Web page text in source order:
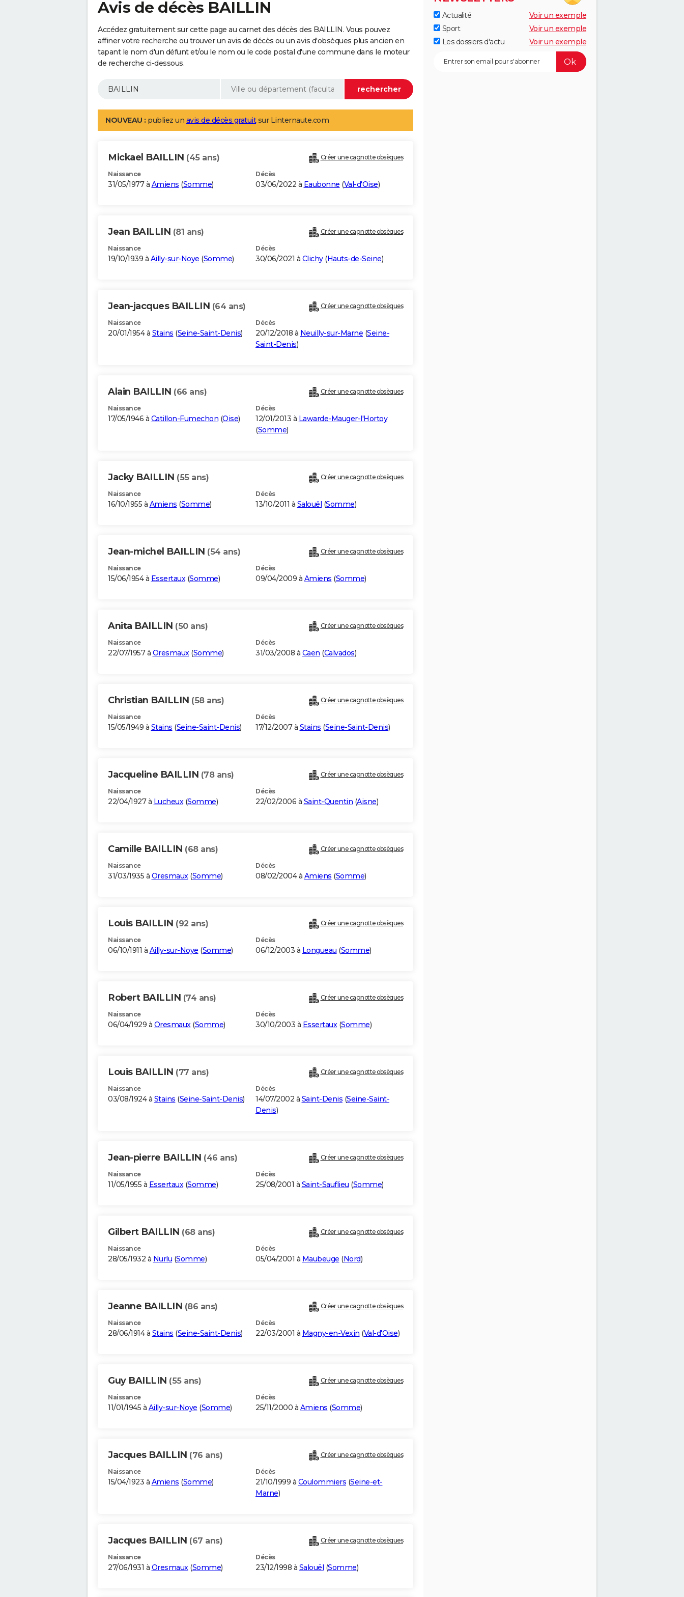
Avis de décès BAILLIN
Accédez gratuitement sur cette page au carnet des décès des BAILLIN. Vous pouvez
affiner votre recherche ou trouver un avis de décès ou un avis d'obsèques plus ancien en
tapant le nom d'un défunt et/ou le nom ou le code postal d'une commune dans le moteur
de recherche ci-dessous.
NOUVEAU : publiez un avis de décès gratuitsur Linternaute.com
Mickael BAILLIN (45 ans) Créer une cagnotte obsèques
Naissance
31/05/1977 à Amiens (Somme)
Décès
03/06/2022 à Eaubonne (Val-d'Oise)
Jean BAILLIN (81 ans) Créer une cagnotte obsèques
Naissance
19/10/1939 à Ailly-sur-Noye (Somme)
Décès
30/06/2021 à Clichy(Hauts-de-Seine)
Jean-jacques BAILLIN (64 ans) Créer une cagnotte obsèques
Naissance
20/01/1954 à Stains (Seine-Saint-Denis)
Décès
20/12/2018 à Neuilly-sur-Marne (Seine-
Saint-Denis)
Alain BAILLIN (66 ans) Créer une cagnotte obsèques
Naissance
17/05/1946 à Catillon-Fumechon (Oise)
Décès
12/01/2013 à Lawarde-Mauger-l'Hortoy
(Somme)
Jacky BAILLIN (55 ans) Créer une cagnotte obsèques
Naissance
16/10/1955 à Amiens (Somme)
Décès
13/10/2011 à Salouël (Somme)
Jean-michel BAILLIN (54 ans) Créer une cagnotte obsèques
Naissance
15/06/1954 à Essertaux(Somme)
Décès
09/04/2009 à Amiens (Somme)
Anita BAILLIN (50 ans) Créer une cagnotte obsèques
Naissance
22/07/1957 à Oresmaux(Somme)
Décès
31/03/2008 à Caen (Calvados)
Christian BAILLIN (58 ans) Créer une cagnotte obsèques
Naissance
15/05/1949 à Stains (Seine-Saint-Denis)
Décès
17/12/2007 à Stains (Seine-Saint-Denis)
Jacqueline BAILLIN (78 ans) Créer une cagnotte obsèques
Naissance
22/04/1927 à Lucheux(Somme)
Décès
22/02/2006 à Saint-Quentin (Aisne)
Camille BAILLIN (68 ans) Créer une cagnotte obsèques
Naissance
31/03/1935 à Oresmaux(Somme)
Décès
08/02/2004 à Amiens (Somme)
Louis BAILLIN (92 ans) Créer une cagnotte obsèques
Naissance
06/10/1911 à Ailly-sur-Noye (Somme)
Décès
06/12/2003 à Longueau (Somme)
Robert BAILLIN (74 ans) Créer une cagnotte obsèques
Naissance
06/04/1929 à Oresmaux(Somme)
Décès
30/10/2003 à Essertaux(Somme)
Louis BAILLIN (77 ans) Créer une cagnotte obsèques
Naissance
03/08/1924 à Stains (Seine-Saint-Denis)
Décès
14/07/2002 à Saint-Denis (Seine-Saint-
Denis)
Jean-pierre BAILLIN (46 ans) Créer une cagnotte obsèques
Naissance
11/05/1955 à Essertaux(Somme)
Décès
25/08/2001 à Saint-Sauflieu (Somme)
Gilbert BAILLIN (68 ans) Créer une cagnotte obsèques
Naissance
28/05/1932 à Nurlu (Somme)
Décès
05/04/2001 à Maubeuge (Nord)
Jeanne BAILLIN (86 ans) Créer une cagnotte obsèques
Naissance
28/06/1914 à Stains (Seine-Saint-Denis)
Décès
22/03/2001 à Magny-en-Vexin (Val-d'Oise)
Guy BAILLIN (55 ans) Créer une cagnotte obsèques
Naissance
11/01/1945 à Ailly-sur-Noye (Somme)
Décès
25/11/2000 à Amiens (Somme)
Jacques BAILLIN (76 ans) Créer une cagnotte obsèques
Naissance
15/04/1923 à Amiens (Somme)
Décès
21/10/1999 à Coulommiers (Seine-et-
Marne)
Jacques BAILLIN (67 ans) Créer une cagnotte obsèques
Naissance
27/06/1931 à Oresmaux(Somme)
Décès
23/12/1998 à Salouël (Somme)
Actualité
Voir un exemple
Sport
Voir un exemple
Les dossiers d'actu
Voir un exemple